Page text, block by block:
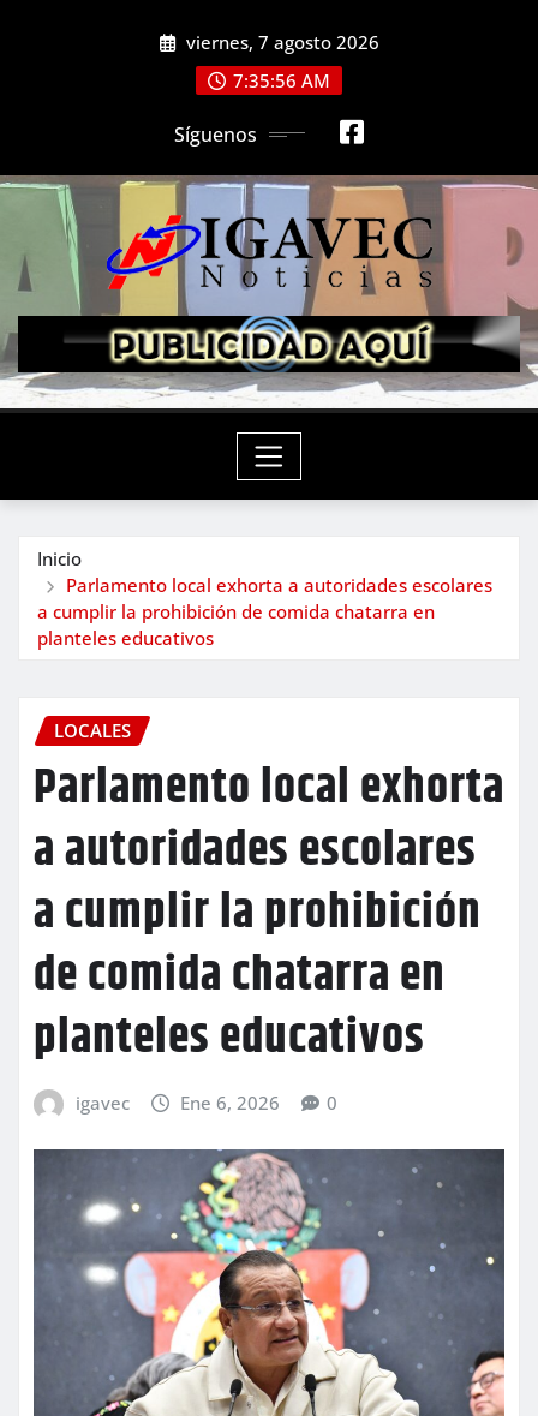
viernes, 7 agosto 2026
7:35:58 AM
Síguenos
Inicio
Parlamento local exhorta a autoridades escolares
a cumplir la prohibición de comida chatarra en
planteles educativos
LOCALES
Parlamento local exhorta
a autoridades escolares
a cumplir la prohibición
de comida chatarra en
planteles educativos
igavec Ene 6, 2026 0